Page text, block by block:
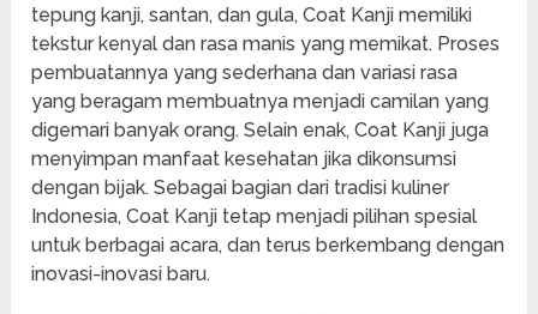
tepung kanji, santan, dan gula, Coat Kanji memiliki
tekstur kenyal dan rasa manis yang memikat. Proses
pembuatannya yang sederhana dan variasi rasa
yang beragam membuatnya menjadi camilan yang
digemari banyak orang. Selain enak, Coat Kanji juga
menyimpan manfaat kesehatan jika dikonsumsi
dengan bijak. Sebagai bagian dari tradisi kuliner
Indonesia, Coat Kanji tetap menjadi pilihan spesial
untuk berbagai acara, dan terus berkembang dengan
inovasi-inovasi baru.